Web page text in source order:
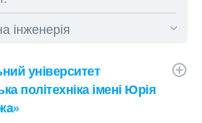
університет
політехніка імені Юрія